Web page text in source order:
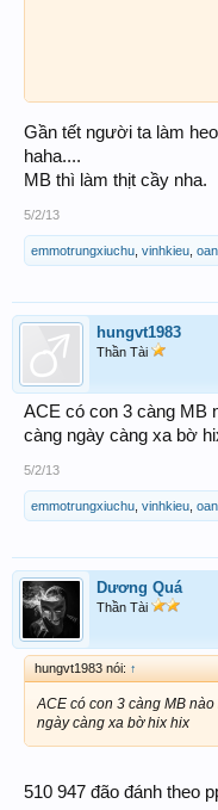
Gần tết người ta làm
haha....
MB thì làm thịt cầy nha.
5/2/13
emmotrungxiuchu vinhkieu
hungvt1983
Thần Tài
ACE có con 3 càng MB
càng ngày càng xa bờ
5/2/13
emmotrungxiuchu vinhkieu
Dương Quá
Thần Tài
hungvt1983 nói: ↑
ACE có con 3 càng MB
ngày càng xa bờ hix hix
510 947 đão đánh theo